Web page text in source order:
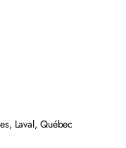
Laval, Québec